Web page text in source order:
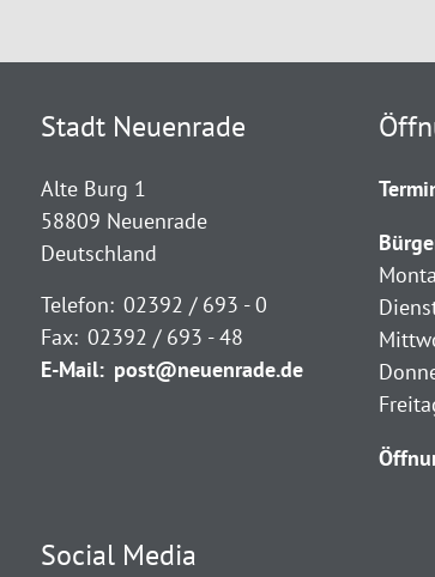
Stadt Neuenrade
Alte Burg 1
58809 Neuenrade
Deutschland
Telefon: 02392 / 693 - 0
Fax: 02392 / 693 - 48
E-Mail: post@neuenrade.de
Social Media